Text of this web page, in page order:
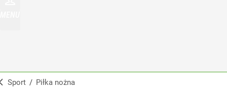
Sport / Piłka nożna